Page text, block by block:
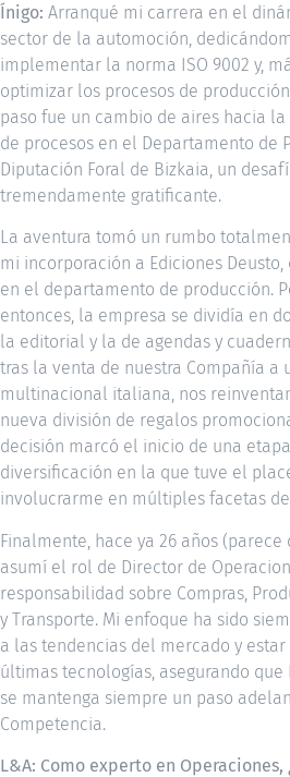
Ínigo: Arranqué mi carrera en el
sector de la automoción,
implementar la norma ISO 9002 y,
optimizar los procesos de
paso fue un cambio de aires hacia
de procesos en el Departamento de
Diputación Foral de Bizkaia, un
tremendamente gratificante.
La aventura tomó un rumbo
mi incorporación a Ediciones
en el departamento de producción.
entonces, la empresa se dividía en
la editorial y la de agendas y
tras la venta de nuestra Compañía a
multinacional italiana, nos
nueva división de regalos
decisión marcó el inicio de una
diversificación en la que tuve el
involucrarme en múltiples facetas
Finalmente, hace ya 26 años (parece
asumí el rol de Director de
responsabilidad sobre Compras,
y Transporte. Mi enfoque ha sido
a las tendencias del mercado y
últimas tecnologías, asegurando que
se mantenga siempre un paso
Competencia.
L&A: Como experto en Operaciones,